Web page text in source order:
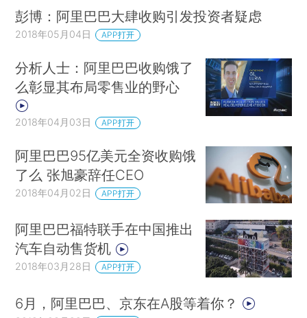
彭博：阿里巴巴大肆收购引发投资者疑虑
2018年05月04日 APP打开
分析人士：阿里巴巴收购饿了
么彰显其布局零售业的野心
2018年04月03日 APP打开
阿里巴巴95亿美元全资收购饿
了么 张旭豪辞任CEO
2018年04月02日 APP打开
阿里巴巴福特联手在中国推出
汽车自动售货机
2018年03月28日 APP打开
6月，阿里巴巴、京东在A股等着你？